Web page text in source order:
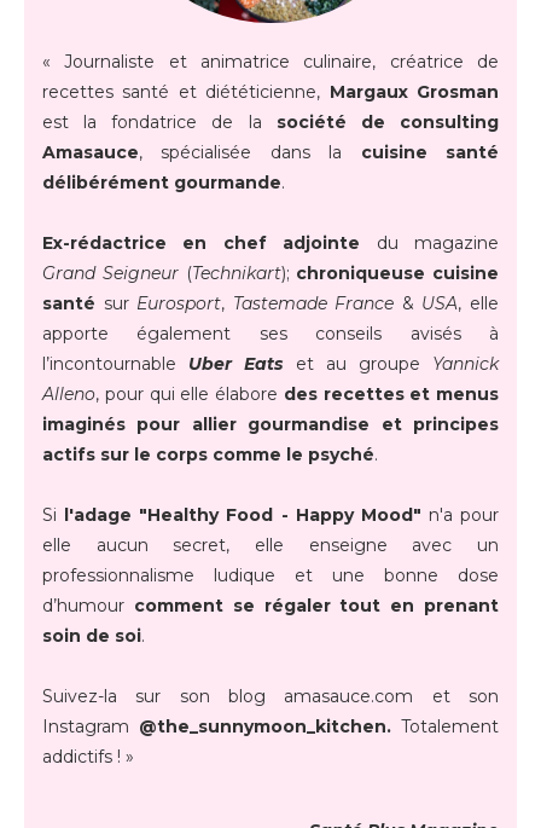
« Journaliste et animatrice culinaire, créatrice de
recettes santé et diététicienne, Margaux Grosman
est la fondatrice de la société de consulting
Amasauce, spécialisée dans la cuisine santé
délibérément gourmande.
Ex-rédactrice en chef adjointe du magazine
Grand Seigneur(Technikart); chroniqueuse cuisine
santé sur Eurosport, Tastemade France & USA, elle
apporte également ses conseils avisés à
l’incontournable Uber Eats et au groupe Yannick
Alleno, pour qui elle élabore des recettes et menus
imaginés pour allier gourmandise et principes
actifs sur le corps comme le psyché.
Si l'adage "Healthy Food - Happy Mood" n'a pour
elle aucun secret, elle enseigne avec un
professionnalisme ludique et une bonne dose
d’humour comment se régaler tout en prenant
soin de soi.
Suivez-la sur son blog amasauce.com et son
Instagram @the_sunnymoon_kitchen. Totalement
addictifs ! »